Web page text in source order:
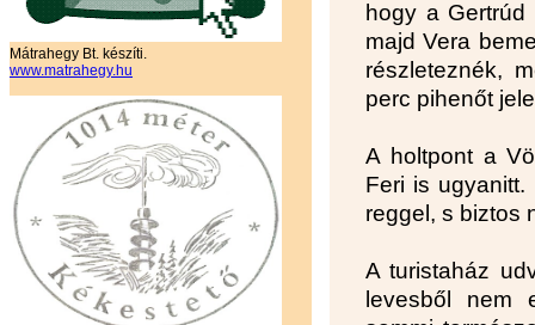
Mátrahegy Bt. készíti.
www.matrahegy.hu
hogy a Gertrúd
majd Vera
részleteznék,
perc pihenőt
A holtpont a
Feri is
reggel, s biztos
A turistaház
levesből nem